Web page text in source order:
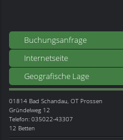
Buchungsanfrage
Internetseite
Geografische Lage
01814 Bad Schandau, OT Prossen
Gründelweg 12
Telefon: 035022-43307
12 Betten